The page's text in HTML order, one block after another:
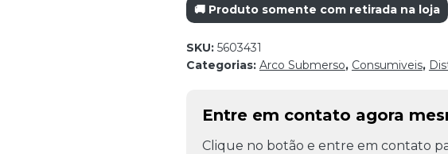
🚚 Produto somente com retirada na loja
SKU: 5603431
Categorias: Arco Submerso, Consumiveis,
Entre em contato agora
Clique no botão e entre em contato